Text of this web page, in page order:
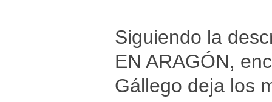
Siguiendo la
EN ARAGÓN,
Gállego deja los